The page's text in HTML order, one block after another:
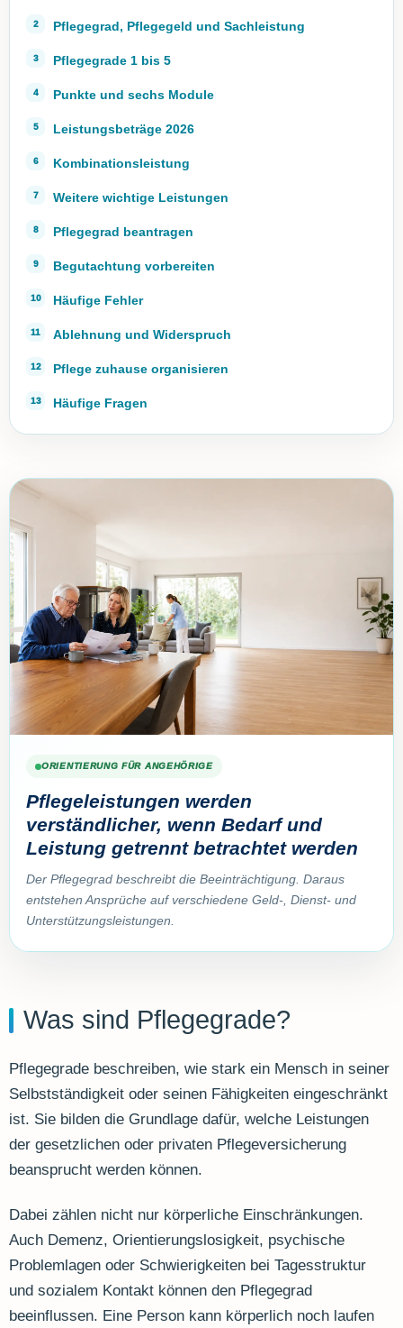
Pflegegrad, Pflegegeld und Sachleistung
Pflegegrade 1 bis 5
Punkte und sechs Module
Leistungsbeträge 2026
Kombinationsleistung
Weitere wichtige Leistungen
Pflegegrad beantragen
Begutachtung vorbereiten
Häufige Fehler
Ablehnung und Widerspruch
Pflege zuhause organisieren
Häufige Fragen
ORIENTIERUNG FÜR ANGEHÖRIGE
Pflegeleistungen werden
verständlicher, wenn Bedarf und
Leistung getrennt betrachtet werden
Der Pflegegrad beschreibt die Beeinträchtigung. Daraus
entstehen Ansprüche auf verschiedene Geld-, Dienst- und
Unterstützungsleistungen.
Was sind Pflegegrade?
Pflegegrade beschreiben, wie stark ein Mensch in seiner
Selbstständigkeit oder seinen Fähigkeiten eingeschränkt
ist. Sie bilden die Grundlage dafür, welche Leistungen
der gesetzlichen oder privaten Pflegeversicherung
beansprucht werden können.
Dabei zählen nicht nur körperliche Einschränkungen.
Auch Demenz, Orientierungslosigkeit, psychische
Problemlagen oder Schwierigkeiten bei Tagesstruktur
und sozialem Kontakt können den Pflegegrad
beeinflussen. Eine Person kann körperlich noch laufen